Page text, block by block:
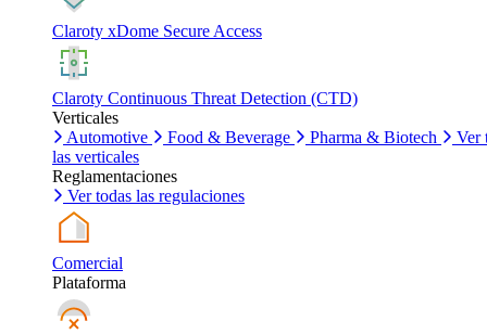
Claroty xDome Secure Access
Claroty Continuous Threat Detection (CTD)
Verticales
Automotive
Food & Beverage Pharma & Biotech
Ver
las verticales
Reglamentaciones
Ver todas las regulaciones
Comercial
Plataforma